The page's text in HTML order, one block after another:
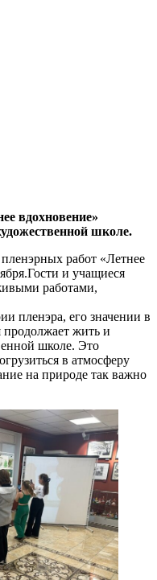
вдохновение»
школе.
работ «Летнее
и учащиеся
работами,
пленэра, его значении в
продолжает жить и
школе. Это
в атмосферу
на природе так важно